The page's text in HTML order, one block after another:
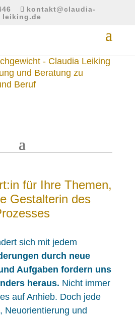
kontakt@claudia-
leiking.de
für Ihre Themen,
Gestalterin des
sich mit jedem
durch neue
Aufgaben fordern uns
heraus. Nicht immer
auf Anhieb. Doch jede
Neuorientierung und